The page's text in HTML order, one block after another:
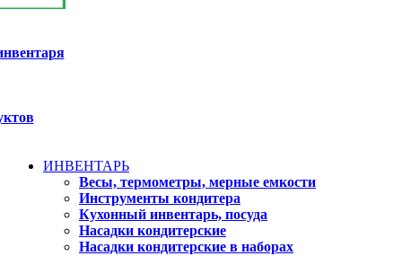
ИНВЕНТАРЬ
Весы, термометры, мерные емкости
Инструменты кондитера
Кухонный инвентарь, посуда
Насадки кондитерские
Насадки кондитерские в наборах